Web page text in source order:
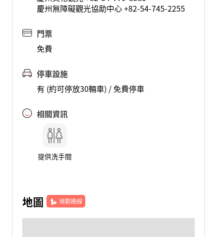
慶州無障礙觀光協助中心 +82-54-745-2255
門票
免費
停車設施
有 (約可停放30輛車) / 免費停車
相關資訊
提供洗手間
地圖 規劃路線